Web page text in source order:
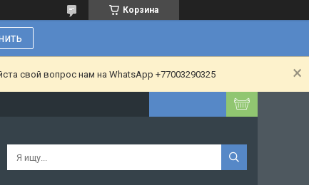
Корзина
свой вопрос нам на WhatsApp +77003290325